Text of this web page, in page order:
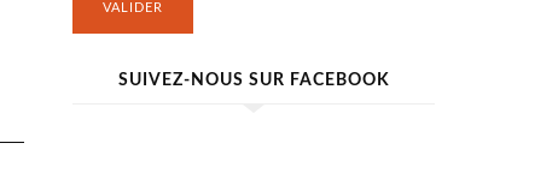
VALIDER
SUIVEZ-NOUS SUR FACEBOOK